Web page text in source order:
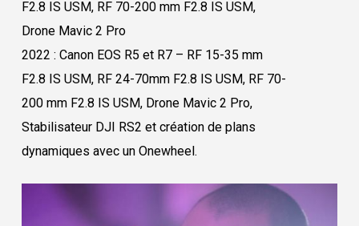
F2.8 IS USM, RF 70-200 mm F2.8 IS USM,
Drone Mavic 2 Pro
2022 : Canon EOS R5 et R7 – RF 15-35 mm
F2.8 IS USM, RF 24-70mm F2.8 IS USM, RF 70-
200 mm F2.8 IS USM, Drone Mavic 2 Pro,
Stabilisateur DJI RS2 et création de plans
dynamiques avec un Onewheel.